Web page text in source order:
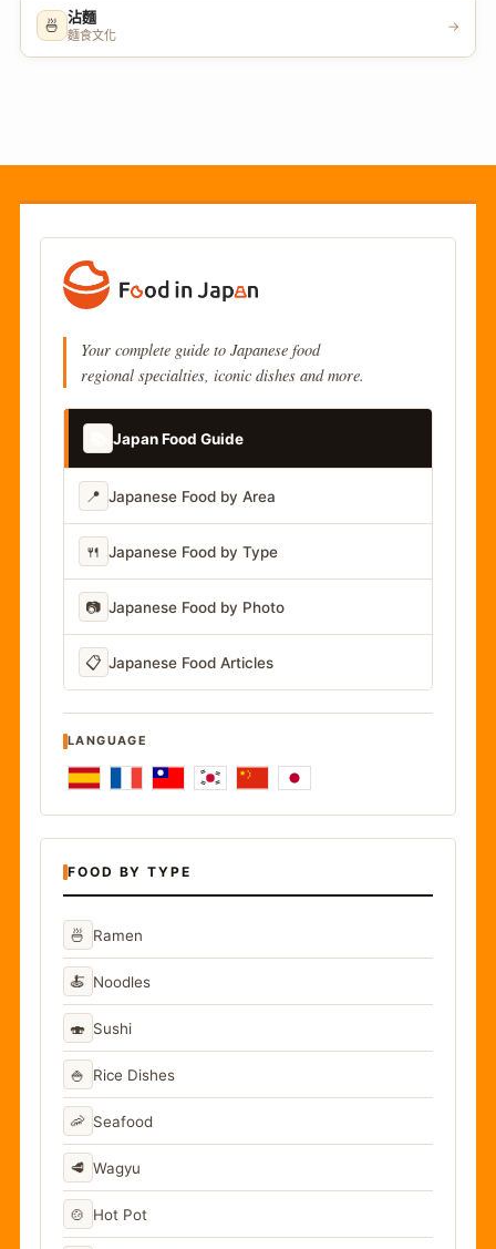
🍜 沾麵
麵食文化
→
Your complete guide to Japanese food
regional specialties, iconic dishes and more.
Japan Food Guide
📍 Japanese Food by Area
🍴 Japanese Food by Type
📷 Japanese Food by Photo
📋 Japanese Food Articles
LANGUAGE
FOOD BY TYPE
🍜 Ramen
🍝 Noodles
🍣 Sushi
🍚 Rice Dishes
🦐 Seafood
🥩 Wagyu
🍲 Hot Pot